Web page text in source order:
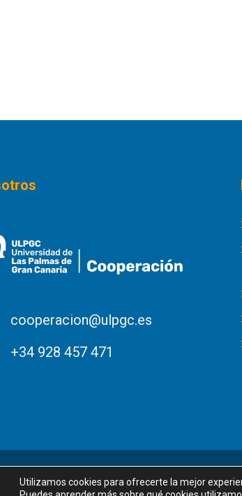
cooperacion@ulpgc.es
+34 928 457 471
Utilizamos cookies para ofrecerte la mejor